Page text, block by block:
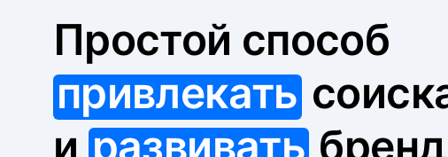
Простой способ
привлекать
и развивать бренд